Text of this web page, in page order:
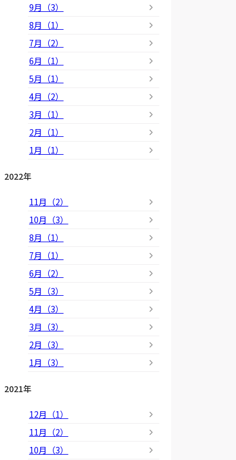
9月（3）
8月（1）
7月（2）
6月（1）
5月（1）
4月（2）
3月（1）
2月（1）
1月（1）
2022年
11月（2）
10月（3）
8月（1）
7月（1）
6月（2）
5月（3）
4月（3）
3月（3）
2月（3）
1月（3）
2021年
12月（1）
11月（2）
10月（3）